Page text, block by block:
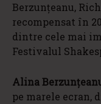
Berzunțeanu,
recompensat în
dintre cele mai
Festivalul
Alina
pe marele ecran,